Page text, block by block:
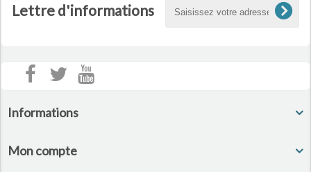
Lettre d'informations
Informations
Mon compte